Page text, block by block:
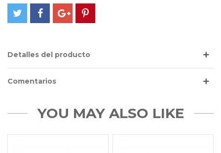
Detalles del producto
Comentarios
YOU MAY ALSO LIKE